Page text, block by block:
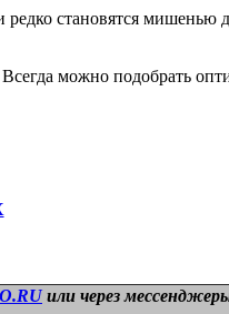
становятся мишенью
можно подобрать
или через